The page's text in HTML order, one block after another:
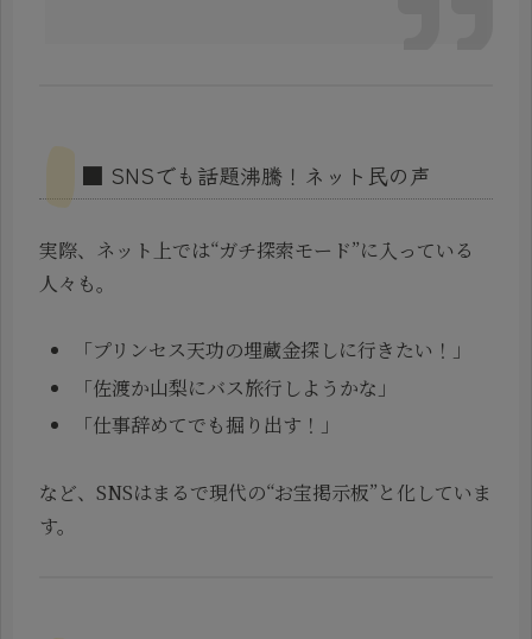
■ SNSでも話題沸騰！ネット民の声
実際、ネット上では“ガチ探索モード”に入っている
人々も。
「プリンセス天功の埋蔵金探しに行きたい！」
「佐渡か山梨にバス旅行しようかな」
「仕事辞めてでも掘り出す！」
など、SNSはまるで現代の“お宝掲示板”と化していま
す。